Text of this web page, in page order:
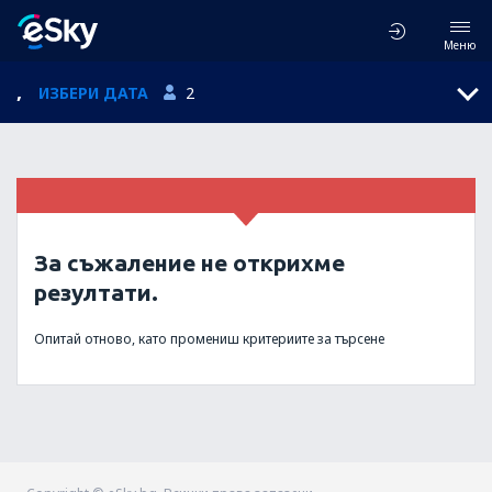
Меню
, ИЗБЕРИ ДАТА 2
За съжаление не открихме
резултати.
Опитай отново, като промениш критериите за търсене